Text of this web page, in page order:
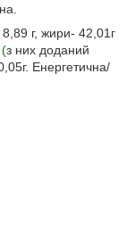
8,89 г, жири- 42,01г
(з них доданий
Енергетична/